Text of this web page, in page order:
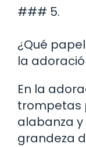
### 5.
¿Qué
la
En la
trompetas
alabanza
grandeza